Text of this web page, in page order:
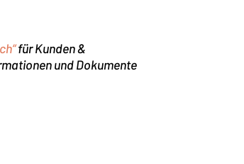
für Kunden &
und Dokumente